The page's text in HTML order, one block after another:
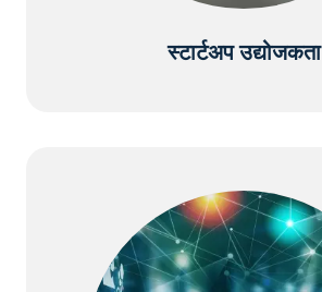
स्टार्टअप उद्योजकता